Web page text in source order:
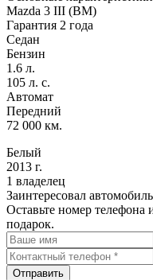
Mazda 3 III (BM)
Гарантия 2 года
Седан
Бензин
1.6 л.
105 л. с.
Автомат
Передний
72 000 км.
Белый
2013 г.
1 владелец
Заинтересовал
Оставьте номер
подарок.
Отправить